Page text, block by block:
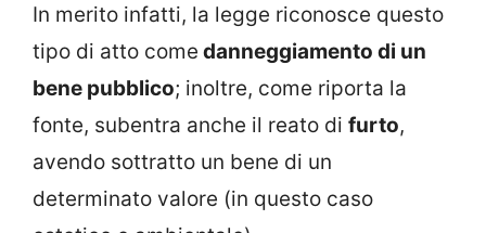
In merito infatti, la legge riconosce questo
tipo di atto come danneggiamento di un
bene pubblico; inoltre, come riporta la
fonte, subentra anche il reato di furto,
avendo sottratto un bene di un
determinato valore (in questo caso